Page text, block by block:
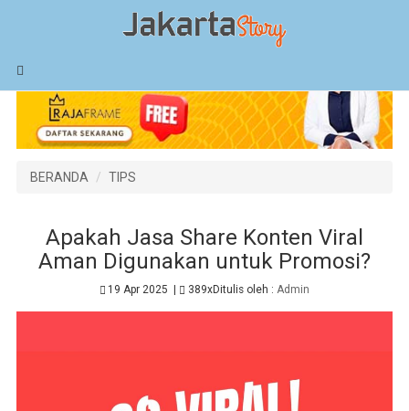
BERANDA TIPS
Apakah Jasa Share Konten Viral
Aman Digunakan untuk Promosi?
19 Apr 2025 389xDitulis oleh :Admin